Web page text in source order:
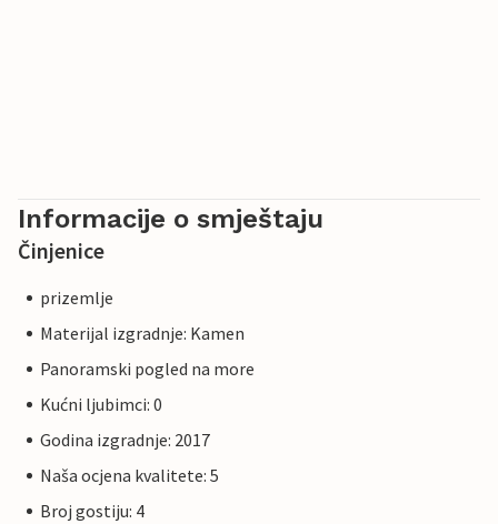
Informacije o smještaju
Činjenice
prizemlje
Materijal izgradnje: Kamen
Panoramski pogled na more
Kućni ljubimci: 0
Godina izgradnje: 2017
Naša ocjena kvalitete: 5
Broj gostiju: 4